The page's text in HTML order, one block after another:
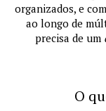
organizados, e
ao longo de
precisa de um
O